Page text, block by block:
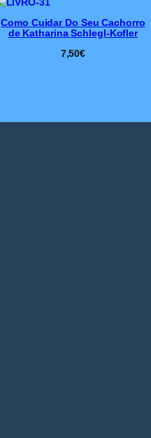
Como Cuidar Do Seu Cachorro
de Katharina Schlegl-Kofler
7,50€